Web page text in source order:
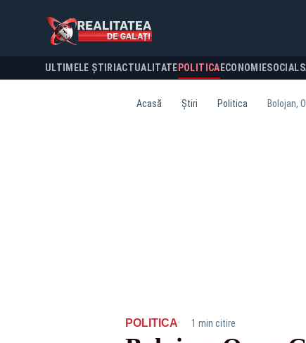
ULTIMELE ȘTIRI ACTUALITATE POLITICA ECONOMIESOCIAL
Acasă Știri Politica Bolojan,
POLITICA· 1 min citire